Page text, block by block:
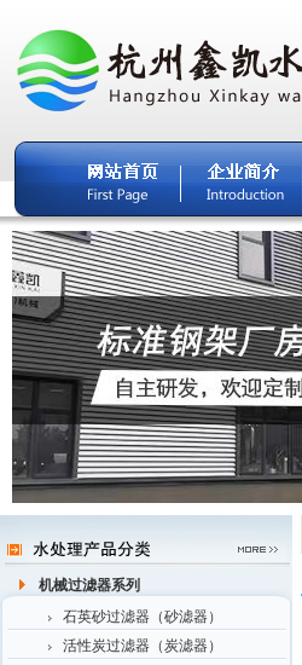
机械过滤器系列
石英砂过滤器（砂滤器）
活性炭过滤器（炭滤器）